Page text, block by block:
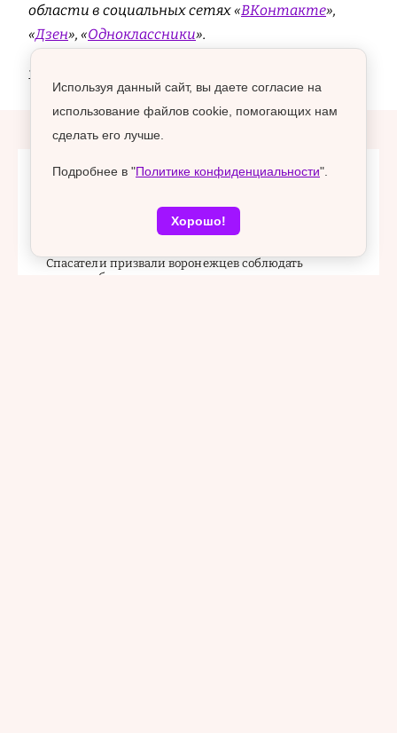
области в социальных сетях «ВКонтакте»,
«Дзен», «Одноклассники».
18+
Спасатели призвали воронежцев соблюдать
правила безопасности на водоемах
Используя данный сайт, вы даете согласие на
использование файлов cookie, помогающих нам
сделать его лучше.
Подробнее в "Политике конфиденциальности".
Хорошо!